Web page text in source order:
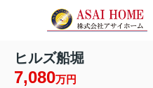
ヒルズ船堀
7,080万円